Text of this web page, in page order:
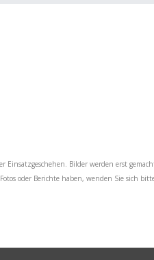
Bilder werden erst
oder Berichte haben, wenden Sie sich